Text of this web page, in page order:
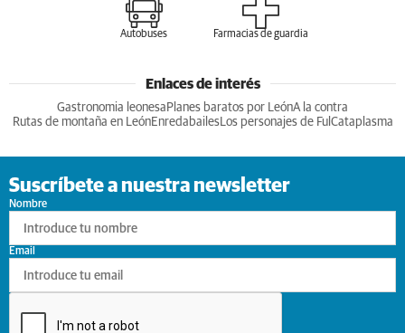
Autobuses Farmacias de guardia
Enlaces de interés
Gastronomia leonesa Planes baratos por LeónA la contra
Rutas de montaña en LeónEnredabailesLos personajes de Ful Cataplasma
Suscríbete a nuestra newsletter
Nombre
Email